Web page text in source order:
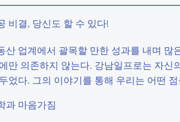
비결, 당신도 할 수 있다!
산 업계에서 괄목할 만한 성과를 내며
만 의존하지 않는다. 강남일프로는 자
었다. 그의 이야기를 통해 우리는 어떤
과 마음가짐